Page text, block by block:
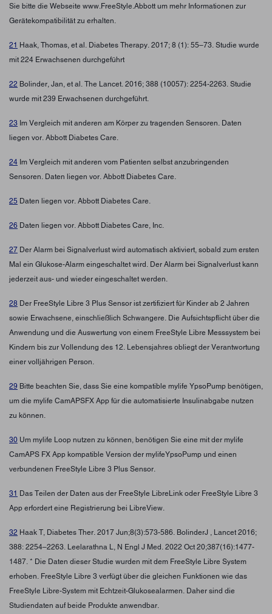
Sie bitte die Webseite www.FreeStyle.Abbott um mehr Informationen zur
Gerätekompatibilität zu erhalten.
21 Haak, Thomas, et al. Diabetes Therapy. 2017; 8 (1): 55–73. Studie wurde
mit 224 Erwachsenen durchgeführt
22 Bolinder, Jan, et al. The Lancet. 2016; 388 (10057): 2254-2263. Studie
wurde mit 239 Erwachsenen durchgeführt.
23 Im Vergleich mit anderen am Körper zu tragenden Sensoren. Daten
liegen vor. Abbott Diabetes Care.
24 Im Vergleich mit anderen vom Patienten selbst anzubringenden
Sensoren. Daten liegen vor. Abbott Diabetes Care.
25 Daten liegen vor. Abbott Diabetes Care.
26 Daten liegen vor. Abbott Diabetes Care, Inc.
27 Der Alarm bei Signalverlust wird automatisch aktiviert, sobald zum ersten
Mal ein Glukose-Alarm eingeschaltet wird. Der Alarm bei Signalverlust kann
jederzeit aus- und wieder eingeschaltet werden.
28 Der FreeStyle Libre 3 Plus Sensor ist zertifiziert für Kinder ab 2 Jahren
sowie Erwachsene, einschließlich Schwangere. Die Aufsichtspflicht über die
Anwendung und die Auswertung von einem FreeStyle Libre Messsystem bei
Kindern bis zur Vollendung des 12. Lebensjahres obliegt der Verantwortung
einer volljährigen Person.
29 Bitte beachten Sie, dass Sie eine kompatible mylife YpsoPump benötigen,
um die mylife CamAPSFX App für die automatisierte Insulinabgabe nutzen
zu können.
30 Um mylife Loop nutzen zu können, benötigen Sie eine mit der mylife
CamAPS FX App kompatible Version der mylifeYpsoPump und einen
verbundenen FreeStyle Libre 3 Plus Sensor.
31 Das Teilen der Daten aus der FreeStyle LibreLink oder FreeStyle Libre 3
App erfordert eine Registrierung bei LibreView.
32 Haak T, Diabetes Ther. 2017 Jun;8(3):573-586. BolinderJ , Lancet 2016;
388: 2254–2263. Leelarathna L, N Engl J Med. 2022 Oct 20;387(16):1477-
1487. * Die Daten dieser Studie wurden mit dem FreeStyle Libre System
erhoben. FreeStyle Libre 3 verfügt über die gleichen Funktionen wie das
FreeStyle Libre-System mit Echtzeit-Glukosealarmen. Daher sind die
Studiendaten auf beide Produkte anwendbar.